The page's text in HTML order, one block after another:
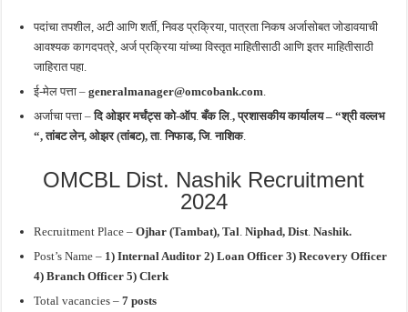
पदांचा तपशील, अटी आणि शर्ती, निवड प्रक्रिया, पात्रता निकष अर्जासोबत जोडावयाची
आवश्यक कागदपत्रे, अर्ज प्रक्रिया यांच्या विस्तृत माहितीसाठी आणि इतर माहितीसाठी
जाहिरात पहा.
ई-मेल पत्ता –generalmanager@omcobank.com
अर्जाचा पत्ता –दि ओझर मर्चंट्स को-ऑप.बँकलि., प्रशासकीय कार्यालय – “श्री वल्लभ
“, तांबट लेन,ओझर (तांबट), ता. निफाड,जि.नाशिक.
OMCBL Dist. Nashik Recruitment
2024
Recruitment Place – Ojhar (Tambat), Tal Niphad, Dist Nashik.
Post’s Name– 1) Internal Auditor 2) Loan Officer 3) Recovery Officer
4) Branch Officer 5) Clerk
Total vacancies – 7 posts